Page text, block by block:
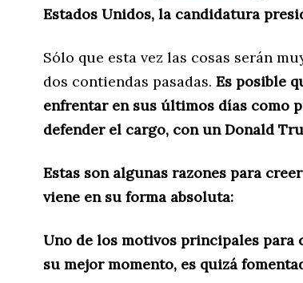
Estados Unidos, la candidatura
Sólo que esta vez las cosas serán
dos contiendas pasadas. Es posible
enfrentar en sus últimos días como
defender el cargo, con un Donald
Estas son algunas razones para
viene en su forma absoluta:
Uno de los motivos principales para
su mejor momento, es quizá